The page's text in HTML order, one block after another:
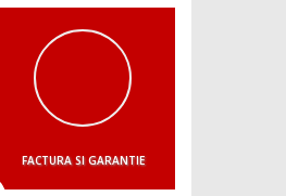
FACTURA SI GARANTIE